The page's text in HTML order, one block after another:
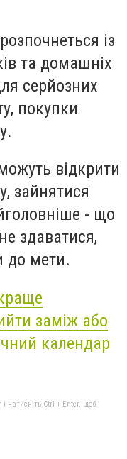
із
та домашніх
серйозних
покупки
відкрити
зайнятися
- що
здаватися,
до мети.
заміж або
календар
натисніть Ctrl + Enter, щоб